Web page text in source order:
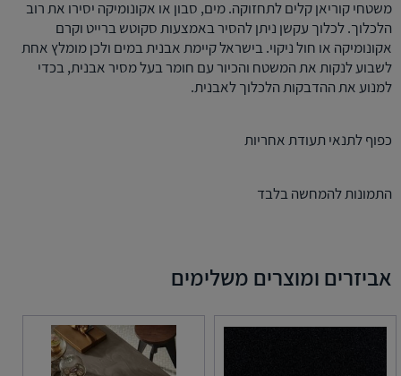
משטחי קוריאן קלים לתחזוקה. מים, סבון או אקונומיקה יסירו את רוב
הלכלוך. לכלוך עקשן ניתן להסיר באמצעות סקוטש ברייט וקרם
אקונומיקה או חול ניקוי. בישראל קיימת אבנית במים ולכן מומלץ אחת
לשבוע לנקות את המשטח והכיור עם חומר בעל מסיר אבנית, בכדי
למנוע את ההדבקות הלכלוך לאבנית.
כפוף לתנאי תעודת אחריות
התמונות להמחשה בלבד
אביזרים ומוצרים משלימים